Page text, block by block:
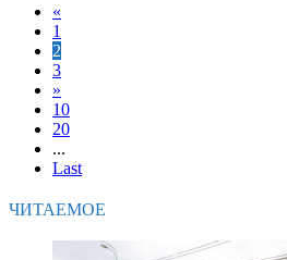
«
1
2
3
»
10
20
...
Last
ЧИТАЕМОЕ